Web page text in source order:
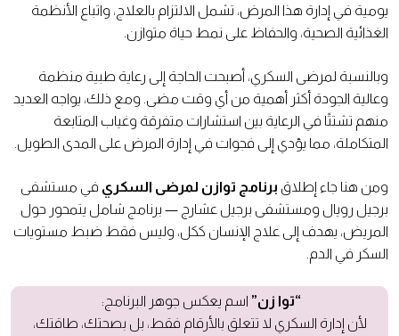
يومية في إدارة هذا المرض، تشمل الالتزام بالعلاج، واتباع الأنظمة
الغذائية الصحية، والحفاظ على نمط حياة متوازن.
وبالنسبة لمرضى السكري، أصبحت الحاجة إلى رعاية طبية منظمة
وعالية الجودة أكثر أهمية من أي وقت مضى. ومع ذلك، يواجه العديد
منهم تشتتًا في الرعاية بين استشارات متفرقة وغياب المتابعة
المتكاملة، مما يؤدي إلى فجوات في إدارة المرض على المدى الطويل.
ومن هنا جاء إطلاق برنامج توازن لمرضى السكري في مستشفى
برجيل رويال ومستشفى برجيل عشارج — برنامج شامل يتمحور حول
المريض، يهدف إلى علاج الإنسان ككل، وليس فقط ضبط مستويات
السكر في الدم.
“توا زن” اسم يعكس جوهر البرنامج:
لأن إدارة السكري لا تتعلق بالأرقام فقط، بل بصحتك، طاقتك،